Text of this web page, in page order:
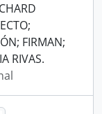
FIRMAN;
RIVAS.